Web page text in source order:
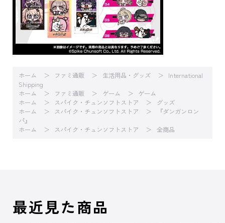
ホーム ファミ通販 生活用品・グッズ
International
Shipping
ホーム
ファミ通販 ゲーム
ゲーム
ホーム
スパイク・チュンソフトストア
グッズ
ホーム
スパイク・チュンソフトストア
『ダンガンロン
パ』
ホーム
スパイク・チュンソフトストア 全商品
最近見た商品